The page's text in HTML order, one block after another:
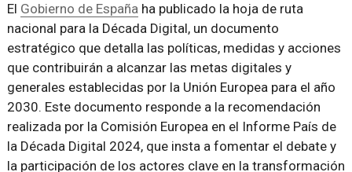
El Gobierno de Españaha publicado la hoja de ruta
nacional para la Década Digital, un documento
estratégico que detalla las políticas, medidas y acciones
que contribuirán a alcanzar las metas digitales y
generales establecidas por la Unión Europea para el año
2030. Este documento responde a la recomendación
realizada por la Comisión Europea en el Informe País de
la Década Digital 2024, que insta a fomentar el debate y
la participación de los actores clave en la transformación